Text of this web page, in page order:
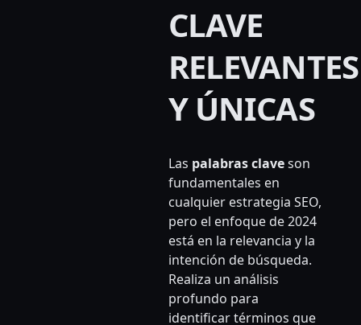
CLAVE
RELEVANTES
Y ÚNICAS
Las palabras claveson
fundamentales en
cualquier estrategia SEO,
pero el enfoque de 2024
está en la relevancia y la
intención de búsqueda.
Realiza un análisis
profundo para
identificar términos que